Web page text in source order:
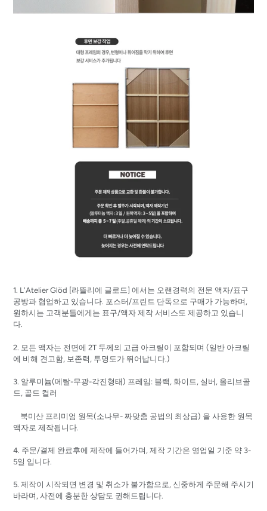
1. L'Atelier Glöd [라뜰리에 글로드] 에서는 오랜경력의 전문 액자/표구
공방과 협업하고 있습니다. 포스터/프린트 단독으로 구매가 가능하며,
원하시는 고객분들에게는 표구/액자 제작 서비스도 제공하고 있습니
다.
2. 모든 액자는 전면에 2T 두께의 고급 아크릴이 포함되며 (일반 아크릴
에 비해 견고함, 보존력, 투명도가 뛰어납니다.)
3. 알루미늄(메탈-무광-각진형태) 프레임: 블랙, 화이트, 실버, 올리브골
드, 골드 컬러
북미산 프리미엄 원목(소나무- 짜맞춤 공법의 최상급) 을 사용한 원목
액자로 제작됩니다.
4. 주문/결제 완료후에 제작에 들어가며, 제작 기간은 영업일 기준 약 3-
5일 입니다.
5. 제작이 시작되면 변경 및 취소가 불가함으로, 신중하게 주문해 주시기
바라며, 사전에 충분한 상담도 권해드립니다.